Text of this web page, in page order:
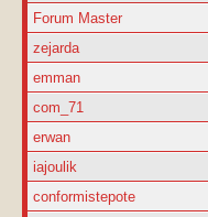
Forum Master
zejarda
emman
com_71
erwan
iajoulik
conformistepote